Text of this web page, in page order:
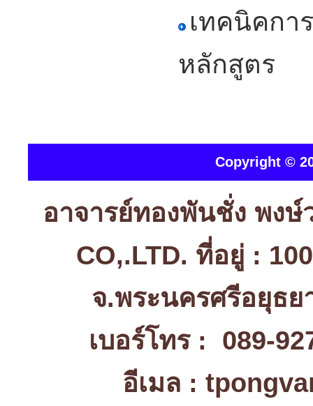
เทคนิคกา
หลักสูตร
Copyright ©
อาจารย์ทองพันชั่ง พงษ์
CO,.LTD. ที่อยู่ :
จ.พระนครศรีอยุ
เบอร์โทร : 089-
อีเมล :